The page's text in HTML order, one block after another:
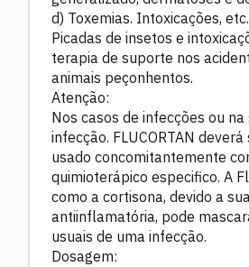
d) Toxemias. Intoxicações,
Picadas de insetos e
terapia de suporte nos
animais peçonhentos.
Atenção:
Nos casos de infecções ou
infecção. FLUCORTAN
usado concomitantemente
quimioterápico especifico. A
como a cortisona, devido a
antiinflamatória, pode
usuais de uma infecção.
Dosagem: